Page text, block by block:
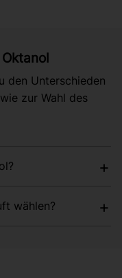
den Unterschieden
zur Wahl des
wählen?